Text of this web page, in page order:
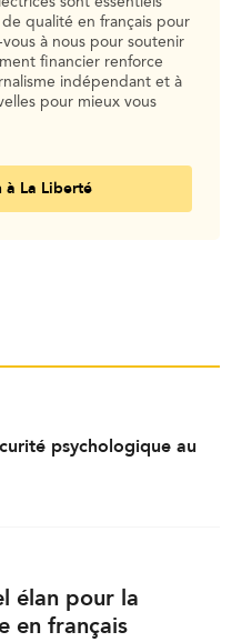
qualité en français pour
à nous pour soutenir
financier renforce
indépendant et à
pour mieux vous
à La Liberté
psychologique au
élan pour la
en français